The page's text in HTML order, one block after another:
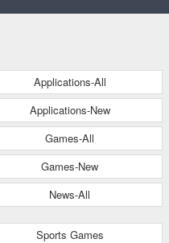
Applications-All
Applications-New
Games-All
Games-New
News-All
Sports Games